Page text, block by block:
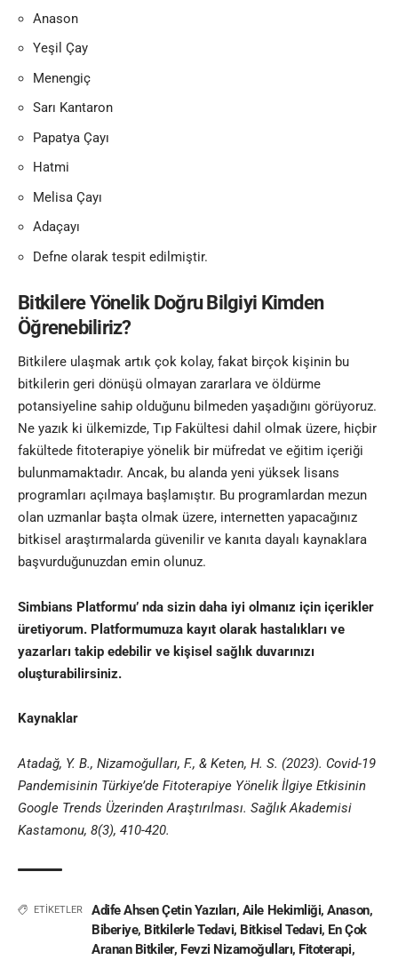
Anason
Yeşil Çay
Menengiç
Sarı Kantaron
Papatya Çayı
Hatmi
Melisa Çayı
Adaçayı
Defne olarak tespit edilmiştir.
Bitkilere Yönelik Doğru Bilgiyi Kimden
Öğrenebiliriz?
Bitkilere ulaşmak artık çok kolay, fakat birçok kişinin bu
bitkilerin geri dönüşü olmayan zararlara ve öldürme
potansiyeline sahip olduğunu bilmeden yaşadığını görüyoruz.
Ne yazık ki ülkemizde, Tıp Fakültesi dahil olmak üzere, hiçbir
fakültede fitoterapiye yönelik bir müfredat ve eğitim içeriği
bulunmamaktadır. Ancak, bu alanda yeni yüksek lisans
programları açılmaya başlamıştır. Bu programlardan mezun
olan uzmanlar başta olmak üzere, internetten yapacağınız
bitkisel araştırmalarda güvenilir ve kanıta dayalı kaynaklara
başvurduğunuzdan emin olunuz.
Simbians Platformu’ nda sizin daha iyi olmanız için içerikler
üretiyorum. Platformumuza kayıt olarak hastalıkları ve
yazarları takip edebilir ve kişisel sağlık duvarınızı
oluşturabilirsiniz.
Kaynaklar
Atadağ, Y. B., Nizamoğulları, F., & Keten, H. S. (2023). Covid-19
Pandemisinin Türkiye’de Fitoterapiye Yönelik İlgiye Etkisinin
Google Trends Üzerinden Araştırılması. Sağlık Akademisi
Kastamonu, 8(3), 410-420.
ETİKETLER Adife Ahsen Çetin Yazıları, Aile Hekimliği,Anason,
Biberiye, Bitkilerle Tedavi, Bitkisel Tedavi, En Çok
Aranan Bitkiler, Fevzi Nizamoğulları, Fitoterapi,